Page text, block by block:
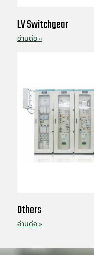
LV Switchgear
อ่านต่อ »
Others
อ่านต่อ »